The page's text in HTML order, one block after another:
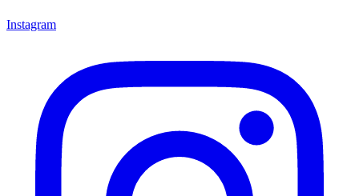
Instagram